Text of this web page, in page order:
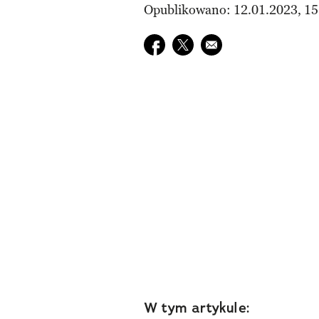
Opublikowano: 12.01.2023,
Udostępnij na facebook
Udostępnij na twitter
E-mail do przyjaciela
W tym artykule: